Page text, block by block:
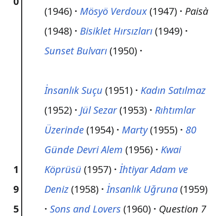
(1946)
Mösyö Verdoux(1947)
Paisà
(1948)
Bisiklet Hırsızları(1949)
Sunset Bulvarı(1950)
1
9
5
İnsanlık Suçu (1951)
Kadın Satılmaz
(1952)
Jül Sezar(1953)
Rıhtımlar
Üzerinde(1954) Marty(1955)
80
Günde Devri Alem (1956)
Kwai
Köprüsü (1957) İhtiyar Adam ve
Deniz(1958) İnsanlık Uğruna(1959)
Sons and Lovers (1960)
Question 7